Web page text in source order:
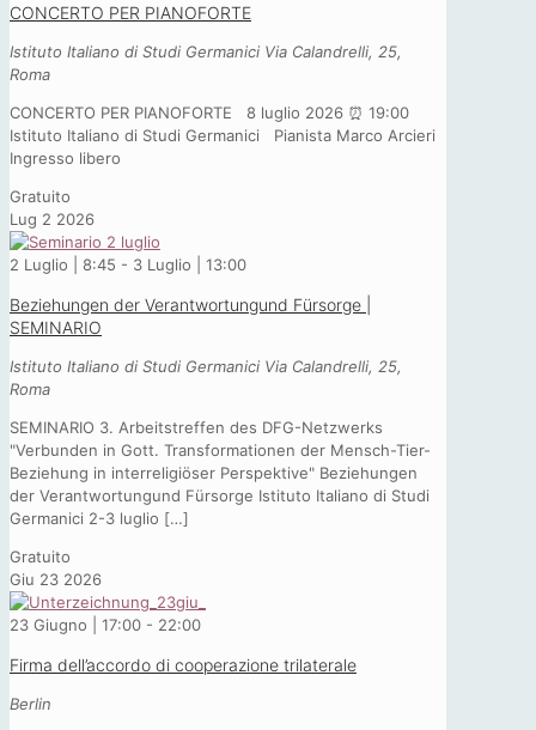
CONCERTO PER PIANOFORTE
Istituto Italiano di Studi Germanici Via Calandrelli, 25,
Roma
CONCERTO PER PIANOFORTE 8 luglio 2026 ⏰ 19:00
Istituto Italiano di Studi Germanici Pianista Marco Arcieri
Ingresso libero
Gratuito
Lug 2 2026
2 Luglio | 8:45 - 3 Luglio | 13:00
Beziehungen der Verantwortungund Fürsorge |
SEMINARIO
Istituto Italiano di Studi Germanici Via Calandrelli, 25,
Roma
SEMINARIO 3. Arbeitstreffen des DFG-Netzwerks
"Verbunden in Gott. Transformationen der Mensch-Tier-
Beziehung in interreligiöser Perspektive" Beziehungen
der Verantwortungund Fürsorge Istituto Italiano di Studi
Germanici 2-3 luglio […]
Gratuito
Giu 23 2026
23 Giugno | 17:00 - 22:00
Firma dell’accordo di cooperazione trilaterale
Berlin